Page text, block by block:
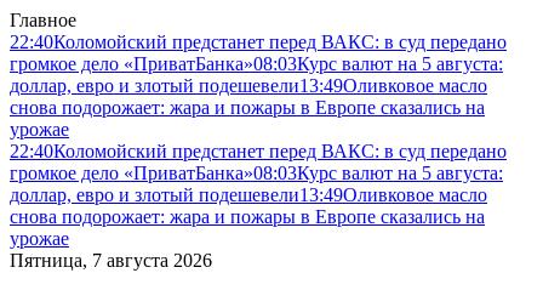
Главное
22:40Коломойский предстанет перед ВАКС: в суд передано
громкое дело «ПриватБанка»08:03Курс валют на 5 августа:
доллар, евро и злотый подешевели13:49Оливковое масло
снова подорожает: жара и пожары в Европе сказались на
урожае
22:40Коломойский предстанет перед ВАКС: в суд передано
громкое дело «ПриватБанка»08:03Курс валют на 5 августа:
доллар, евро и злотый подешевели13:49Оливковое масло
снова подорожает: жара и пожары в Европе сказались на
урожае
Пятница, 7 августа 2026